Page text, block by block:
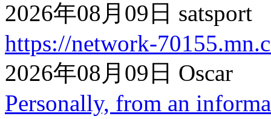
2026年08月09日 satsport
https://network-
2026年08月09日 Oscar
Personally, from an